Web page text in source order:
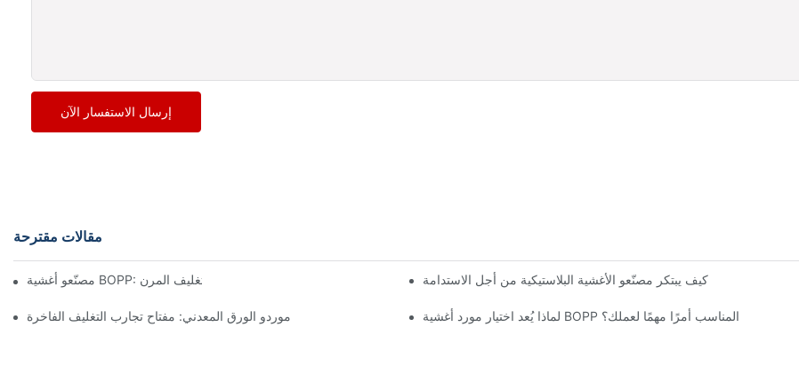
إرسال الاستفسار الآن
مقالات مقترحة
مصنّعو أغشية BOPP: العمود الفقري للتغليف المرن كيف يبتكر مصنّعو الأغشية البلاستيكية من أجل الاستدامة
موردو الورق المعدني: مفتاح تجارب التغليف الفاخرة لماذا يُعد اختيار مورد أغشية BOPP المناسب أمرًا مهمًا لعملك؟